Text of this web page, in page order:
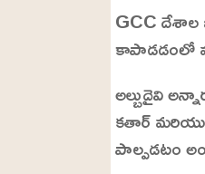
n
m
u
a
d
e
d
4
.
6
3
%
GCC దేశాల
కాపాడడంలో
అల్బుదైవి
కతార్
పాల్పడటం